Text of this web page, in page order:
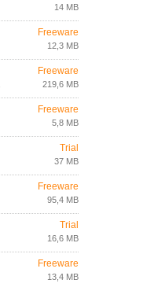
14 MB
Freeware
12,3 MB
Freeware
219,6 MB
Freeware
5,8 MB
Trial
37 MB
Freeware
95,4 MB
Trial
16,6 MB
Freeware
13,4 MB